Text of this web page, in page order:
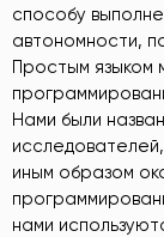
способу
автономности,
Простым языком
Нами были
иным образом
нами